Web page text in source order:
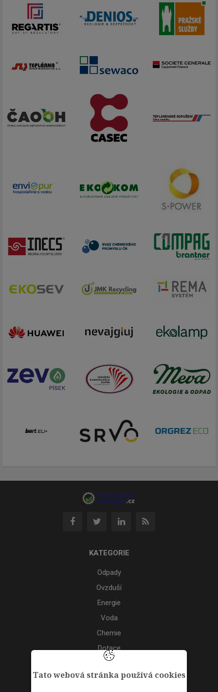
Tato webová stránka používá cookies
KATEGORIE
Odpady
Ovzduší
Energie
Voda
Chemie
Dotace
Akce